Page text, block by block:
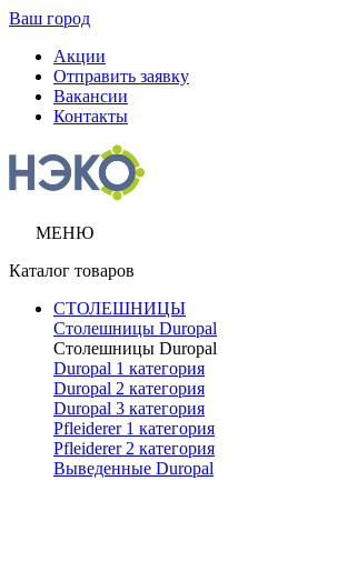
Ваш город
Акции
Отправить заявку
Вакансии
Контакты
МЕНЮ
Каталог товаров
СТОЛЕШНИЦЫ
Столешницы Duropal
Столешницы Duropal
Duropal 1 категория
Duropal 2 категория
Duropal 3 категория
Pfleiderer 1 категория
Pfleiderer 2 категория
Выведенные Duropal